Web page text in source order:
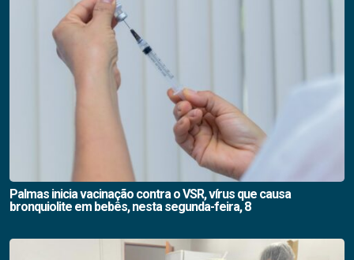
Palmas inicia vacinação contra o VSR, vírus que causa
bronquiolite em bebês, nesta segunda-feira, 8